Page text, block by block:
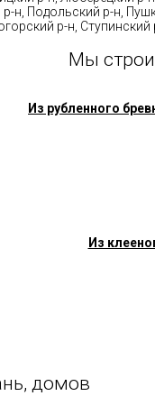
н, Подольский р-н,
р-н,
Мы
Из рубленного
Из
домов